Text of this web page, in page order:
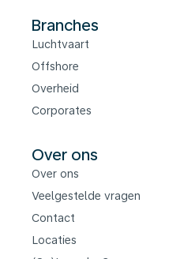
Branches
Luchtvaart
Offshore
Overheid
Corporates
Over ons
Over ons
Veelgestelde vragen
Contact
Locaties